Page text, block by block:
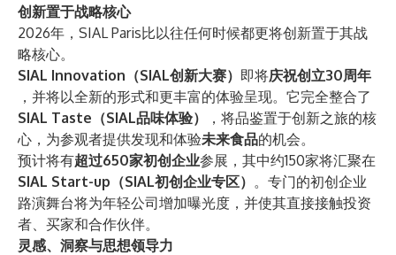
创新置于战略核心
2026年，SIAL Paris比以往任何时候都更将创新置于其战
略核心。
SIAL Innovation（SIAL创新大赛） 即将庆祝创立30周年
，并将以全新的形式和更丰富的体验呈现。它完全整合了
SIAL Taste（SIAL品味体验）
，将品鉴置于创新之旅的核
心，为参观者提供发现和体验未来食品的机会。
预计将有超过650家初创企业参展，其中约150家将汇聚在
SIAL Start-up（SIAL初创企业专区） 。专门的初创企业
路演舞台将为年轻公司增加曝光度，并使其直接接触投资
者、买家和合作伙伴。
灵感、洞察与思想领导力